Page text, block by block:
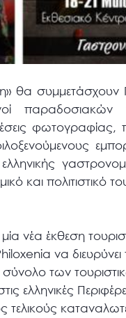
θα συμμετάσχουν
φωτογραφίας,
και πολιτιστικό
νέα έκθεση
να
των
ελληνικές